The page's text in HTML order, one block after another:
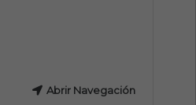
Abrir Navegación